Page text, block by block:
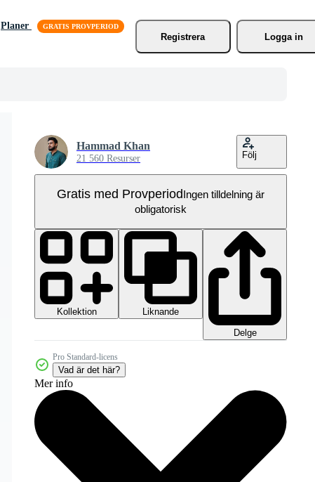
Planer
Registrera
Logga in
Hammad Khan
21 560 Resurser Följ
Gratis med ProvperiodIngen tilldelning är
obligatorisk
Kollektion
Liknande
Delge
Pro Standard-licens
Vad är det här?
Mer info